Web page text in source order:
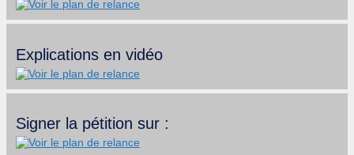
Explications en vidéo
Signer la pétition sur :